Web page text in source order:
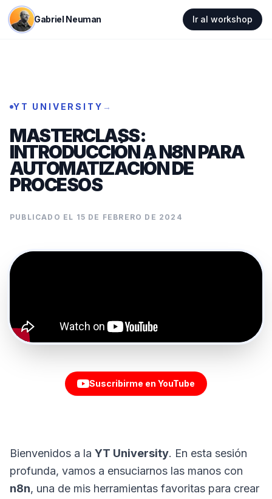
Gabriel Neuman Ir al workshop
YT UNIVERSITY →
MASTERCLASS:
INTRODUCCIÓN A N8N PARA
AUTOMATIZACIÓN DE
PROCESOS
PUBLICADO EL 15 DE FEBRERO DE 2024
Suscribirme en YouTube
Bienvenidos a la YT University. En esta sesión
profunda, vamos a ensuciarnos las manos con
n8n, una de mis herramientas favoritas para crear